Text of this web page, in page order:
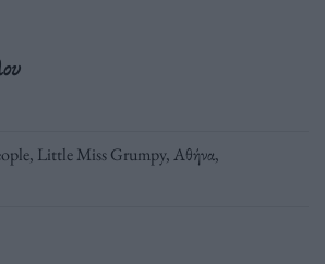
, Little Miss Grumpy,Αθήνα,